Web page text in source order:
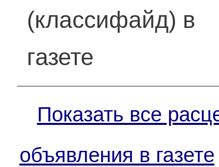
(классифайд) в
газете
Показать все
объявления в газете